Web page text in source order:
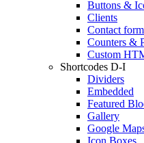
Buttons &
Clients
Contact
Counters &
Custom
Shortcodes D-I
Dividers
Embedded
Featured
Gallery
Google
Icon Boxes